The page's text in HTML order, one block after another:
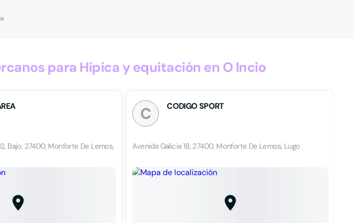
para Hípica y equitación en O Incio
Bajo, 27400, Monforte De Lemos,
C CODIGO SPORT
Avenida Galicia 18, 27400, Monforte De Lemos, Lugo